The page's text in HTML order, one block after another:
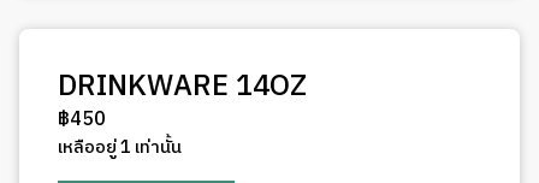
DRINKWARE 14OZ
฿450
เหลืออยู่ 1 เท่านั้น